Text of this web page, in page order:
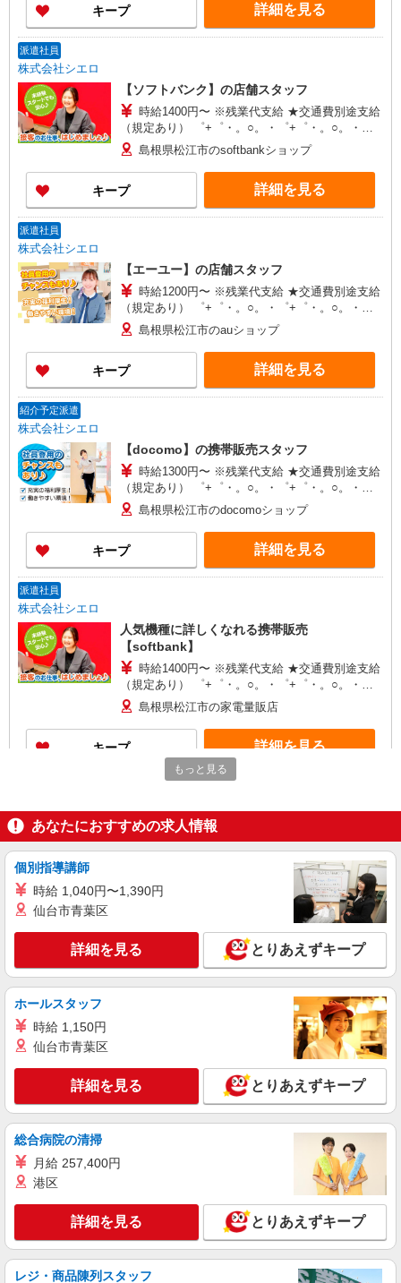
+゜・。○。・゜+゜
キープ 詳細を見る
派遣社員
株式会社シエロ
【ソフトバンク】の店舗スタッフ
時給1400円〜 ※残業代支給 ★交通費別途支給
（規定あり） ゜+゜・。○。・゜+゜・。○。・゜
+゜ 入社祝い金10万円支給(規定有) お友達を紹介
頂くと, インセンティブ支給(規定有) ★月2回払
い・週払い可能（規程有）★ ゜・。○。・゜
+゜・。○。・゜+゜
島根県松江市のsoftbankショップ
キープ 詳細を見る
派遣社員
株式会社シエロ
【エーユー】の店舗スタッフ
時給1200円〜 ※残業代支給 ★交通費別途支給
（規定あり） ゜+゜・。○。・゜+゜・。○。・゜
+゜ 入社祝い金10万円支給(規定有) お友達を紹介
頂くと, インセンティブ支給(規定有) ★月2回払
い・週払い可能（規程有）★ ゜・。○。・゜
+゜・。○。・゜+゜
島根県松江市のauショップ
キープ 詳細を見る
紹介予定派遣
株式会社シエロ
【docomo】の携帯販売スタッフ
時給1300円〜 ※残業代支給 ★交通費別途支給
（規定あり） ゜+゜・。○。・゜+゜・。○。・゜
+゜ 入社祝い金10万円支給(規定有) お友達を紹介
頂くと, インセンティブ支給(規定有) ★月2回払
い・週払い可能（規程有）★ ゜・。○。・゜
+゜・。○。・゜+゜
島根県松江市のdocomoショップ
キープ 詳細を見る
派遣社員
株式会社シエロ
人気機種に詳しくなれる携帯販売
【softbank】
時給1400円〜 ※残業代支給 ★交通費別途支給
（規定あり） ゜+゜・。○。・゜+゜・。○。・゜
+゜ 入社祝い金10万円支給(規定有) お友達を紹介
頂くと, インセンティブ支給(規定有) ★月2回払
い・週払い可能（規程有）★ ゜・。○。・゜
+゜・。○。・゜+゜
島根県松江市の家電量販店
キープ 詳細を見る
【ドコモ】の店舗スタッフ
時給1400円〜 ※残業代支給 ★交通費別途支給
+゜ 入社祝い金10万円支給(規定有) お友達を紹介
頂くと, インセンティブ支給(規定有) ★月2回払
い・週払い可能（規程有）★ ゜・。○。・゜
+゜・。○。・゜+゜
島根県松江市のdocomoショップ
詳細を見る
紹介予定派遣
株式会社シエロ
携帯販売スタッフ【softbank】
時給1400円〜1450円（経験・能力による） ※
残業代支給 ★交通費別途支給（規定あり） ゜
+゜・。○。・゜+゜・。○。・゜+゜ 入社祝い金10
万円支給(規定有) お友達を紹介頂くと, インセンテ
ィブ支給(規定有) ★月2回払い・週払い可能（規程
有）★ ゜・。○。・゜+゜・。○。・゜+゜
島根県松江市の家電量販店
キープ 詳細を見る
紹介予定派遣
株式会社シエロ
月給210000円〜310000円（経験・能力によ
る） ※固定残業代:14500円〜14500円（10時間相
当） ＊時間外手当は時間外労働の有無にかかわら
ず、固定残業代として支給し、相当時間を超える
時間外労働分は法定どおり追加で支給します。 ※
島根県松江市のsoftbankショップ
もっと見る
あなたにおすすめの求人情報
個別指導講師
時給 1,040円〜1,390円
仙台市青葉区
詳細を見る とりあえずキープ
ホールスタッフ
時給 1,150円
仙台市青葉区
詳細を見る とりあえずキープ
総合病院の清掃
月給 257,400円
港区
詳細を見る とりあえずキープ
レジ・商品陳列スタッフ